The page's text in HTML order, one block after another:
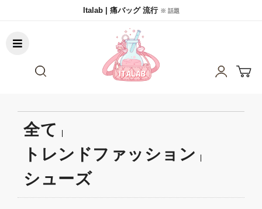
Italab | 痛バッグ 流行 ※ 話題
全て
トレンドファッション
シューズ